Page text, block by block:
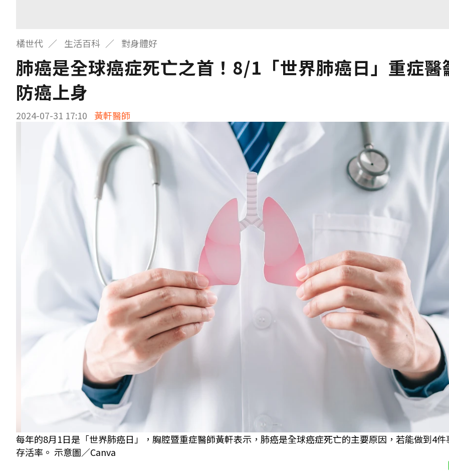
橘世代 生活百科 對身體好
肺癌是全球癌症死亡之首！8/1「世界肺癌日」重症醫
防癌上身
2024-07-31 17:10 黃軒醫師
每年的8月1日是「世界肺癌日」，胸腔暨重症醫師黃軒表示，肺癌是全球癌症死亡的主要原因，若能做到4
存活率。 示意圖／Canva